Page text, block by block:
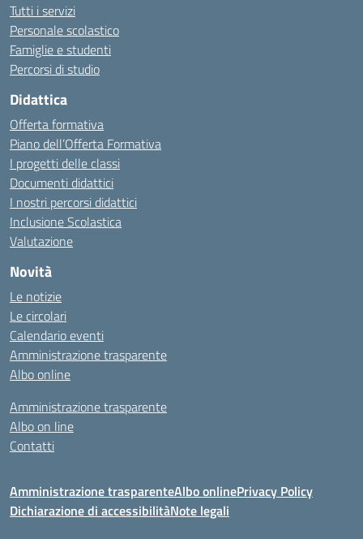
Tutti i servizi
Personale scolastico
Famiglie e studenti
Percorsi di studio
Didattica
Offerta formativa
Piano dell’Offerta Formativa
I progetti delle classi
Documenti didattici
I nostri percorsi didattici
Inclusione Scolastica
Valutazione
Novità
Le notizie
Le circolari
Calendario eventi
Amministrazione trasparente
Albo online
Amministrazione trasparente
Albo on line
Contatti
Amministrazione trasparenteAlbo onlinePrivacy Policy
Dichiarazione di accessibilitàNote legali